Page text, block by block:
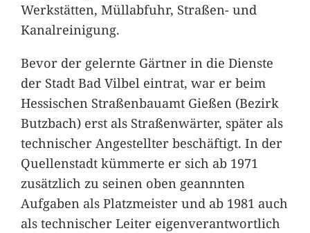
Werkstätten, Müllabfuhr, Straßen- und
Kanalreinigung.
Bevor der gelernte Gärtner in die Dienste
der Stadt Bad Vilbel eintrat, war er beim
Hessischen Straßenbauamt Gießen (Bezirk
Butzbach) erst als Straßenwärter, später als
technischer Angestellter beschäftigt. In der
Quellenstadt kümmerte er sich ab 1971
zusätzlich zu seinen oben geannnten
Aufgaben als Platzmeister und ab 1981 auch
als technischer Leiter eigenverantwortlich